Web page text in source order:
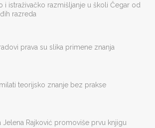
i istraživačko razmišljanje u školi Čegar od
razreda
prava su slika primene znanja
teorijsko znanje bez prakse
Jelena Rajković promoviše prvu knjigu